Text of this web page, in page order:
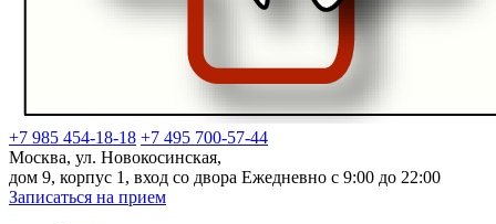
+7 985 454-18-18 +7 495 700-57-44
Москва, ул. Новокосинская,
дом 9, корпус 1, вход со двора Ежедневно с 9:00 до 22:00
Записаться на прием